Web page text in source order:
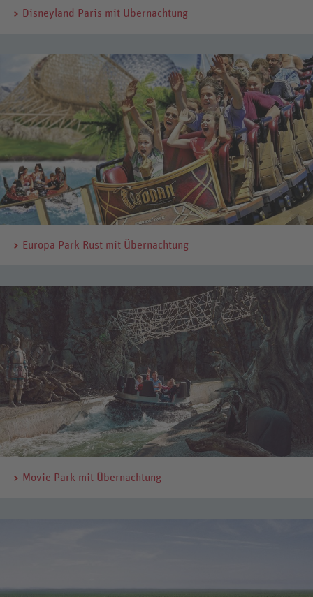
Disneyland Paris mit Übernachtung
Europa Park Rust mit Übernachtung
Movie Park mit Übernachtung